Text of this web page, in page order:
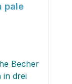
pale
Becher
in drei